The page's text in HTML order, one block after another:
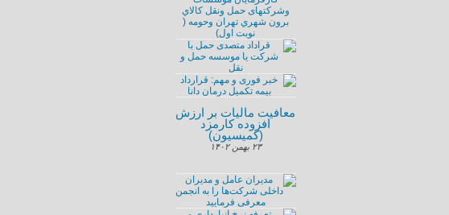
معافیت مالیات بر ارزش
افزوده کارمزد
(کمیسیون)
۲۳ بهمن ۱۴۰۲